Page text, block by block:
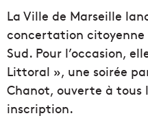
La Ville de Marseille
concertation citoyenne
Sud. Pour l’occasion,
Littoral », une soirée
Chanot, ouverte à tous
inscription.